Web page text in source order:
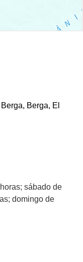
Berga, El
sábado de
domingo de